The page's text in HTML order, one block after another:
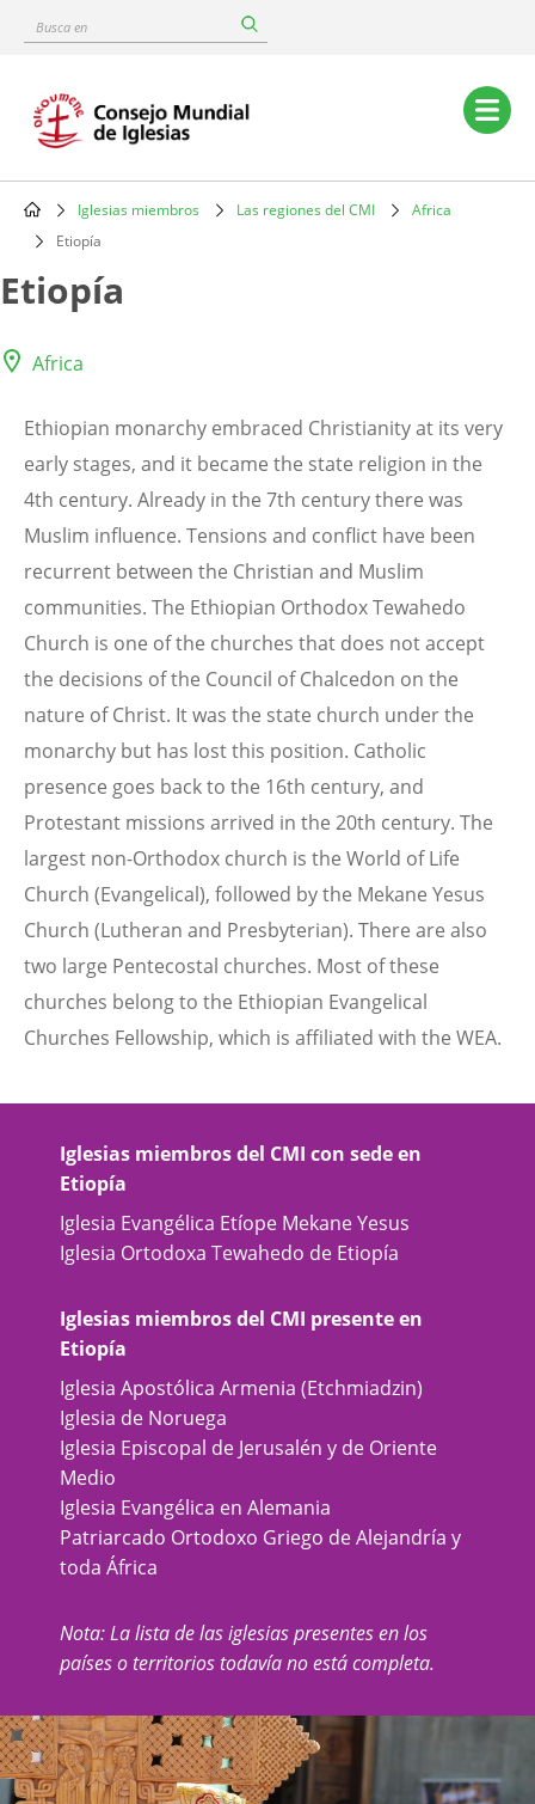
content
Busca
Main
navigation
Breadcrumb
Iglesias miembros Las regiones del CMI
Africa
Etiopía
Etiopía
Africa
Ethiopian monarchy embraced Christianity at its very
early stages, and it became the state religion in the
4th century. Already in the 7th century there was
Muslim influence. Tensions and conflict have been
recurrent between the Christian and Muslim
communities. The Ethiopian Orthodox Tewahedo
Church is one of the churches that does not accept
the decisions of the Council of Chalcedon on the
nature of Christ. It was the state church under the
monarchy but has lost this position. Catholic
presence goes back to the 16th century, and
Protestant missions arrived in the 20th century. The
largest non-Orthodox church is the World of Life
Church (Evangelical), followed by the Mekane Yesus
Church (Lutheran and Presbyterian). There are also
two large Pentecostal churches. Most of these
churches belong to the Ethiopian Evangelical
Churches Fellowship, which is affiliated with the WEA.
Iglesias miembros del CMI con sede en
Etiopía
Iglesia Evangélica Etíope Mekane Yesus
Iglesia Ortodoxa Tewahedo de Etiopía
Iglesias miembros del CMI presente en
Etiopía
Iglesia Apostólica Armenia (Etchmiadzin)
Iglesia de Noruega
Iglesia Episcopal de Jerusalén y de Oriente
Medio
Iglesia Evangélica en Alemania
Patriarcado Ortodoxo Griego de Alejandría y
toda África
Nota: La lista de las iglesias presentes en los
países o territorios todavía no está completa.